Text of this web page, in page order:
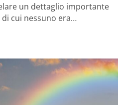
un dettaglio importante
cui nessuno era…